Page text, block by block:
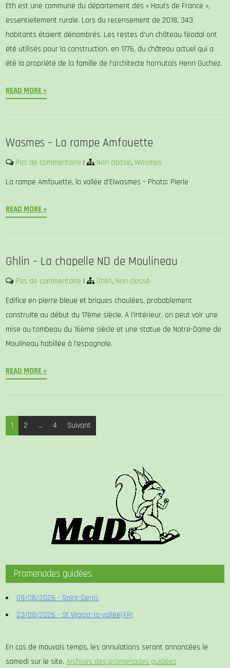
Eth est une commune du département des « Hauts de France »,
essentiellement rurale. Lors du recensement de 2018, 343
habitants étaient dénombrés. Les restes d’un château féodal ont
été utilisés pour la construction, en 1776, du château actuel qui a
été la propriété de la famille de l’architecte hornutois Henri Guchez.
READ MORE »
Wasmes – La rampe Amfouette
Pas de commentaire | Non classé,Wasmes
La rampe Amfouette, la vallée d’Elwasmes – Photo: Pierle
READ MORE »
Ghlin – La chapelle ND de Moulineau
Pas de commentaire | Ghlin, Non classé
Edifice en pierre bleue et briques chaulées, probablement
construite au début du 17ème siècle. A l’intérieur, on peut voir une
mise au tombeau du 16ème siècle et une statue de Notre-Dame de
Moulineau habillée à l’espagnole.
READ MORE »
Posts
pagination
1 2 … 4 Suivant
Promenades guidées
09/08/2026 - Saint-Denis
23/08/2026 - St Waast-la-vallée(FR)
En cas de mauvais temps, les annulations seront annoncées le
samedi sur le site.Archives des promenades guidées